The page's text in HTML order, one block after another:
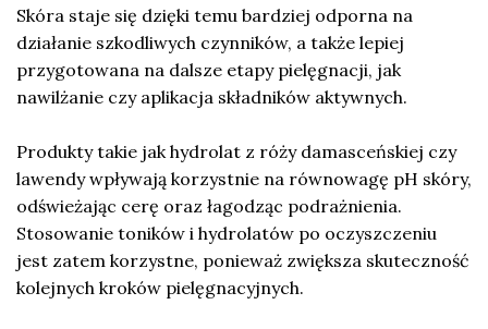
Skóra staje się dzięki temu bardziej odporna na
działanie szkodliwych czynników, a także lepiej
przygotowana na dalsze etapy pielęgnacji, jak
nawilżanie czy aplikacja składników aktywnych.
Produkty takie jak hydrolat z róży damasceńskiej czy
lawendy wpływają korzystnie na równowagę pH skóry,
odświeżając cerę oraz łagodząc podrażnienia.
Stosowanie toników i hydrolatów po oczyszczeniu
jest zatem korzystne, ponieważ zwiększa skuteczność
kolejnych kroków pielęgnacyjnych.